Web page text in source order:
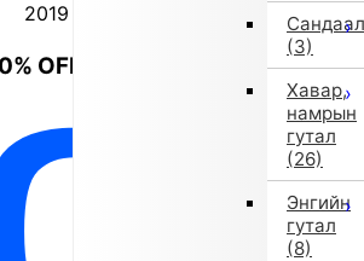
Сандаал
(3)
Хавар,
намрын
гутал
(26)
Энгийн
гутал
(8)
2019 оны намар/өвөл
OFF Tokyo fashion